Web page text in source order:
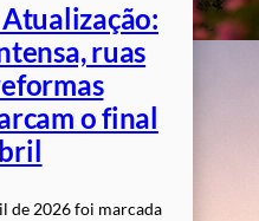
ruas
o final
de 2026 foi marcada